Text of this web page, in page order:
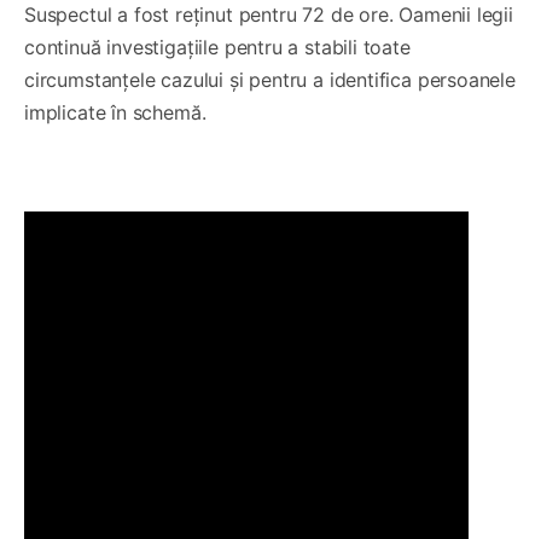
Suspectul a fost reținut pentru 72 de ore. Oamenii legii
continuă investigațiile pentru a stabili toate
circumstanțele cazului și pentru a identifica persoanele
implicate în schemă.